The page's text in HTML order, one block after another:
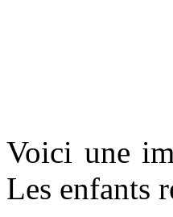
Voici une
Les enfants